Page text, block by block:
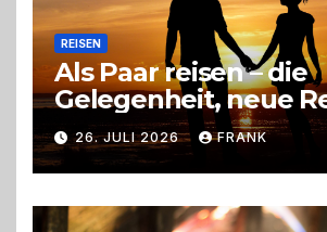
REISEN
Als Paar reisen – die
Gelegenheit, neue
zu entdecken
26. JULI 2026 FRANK